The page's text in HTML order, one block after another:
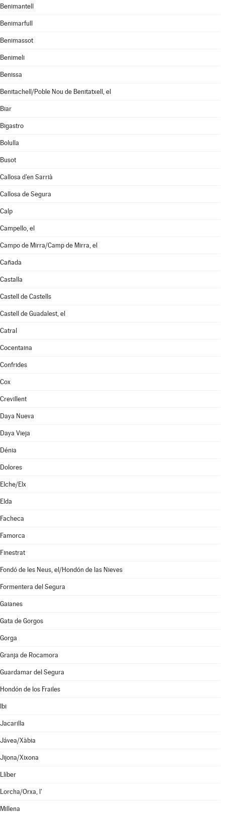
Benimantell
Benimarfull
Benimassot
Benimeli
Benissa
Benitachell/Poble Nou de Benitatxell, el
Biar
Bigastro
Bolulla
Busot
Callosa d'en Sarrià
Callosa de Segura
Calp
Campello, el
Campo de Mirra/Camp de Mirra, el
Cañada
Castalla
Castell de Castells
Castell de Guadalest, el
Catral
Cocentaina
Confrides
Cox
Crevillent
Daya Nueva
Daya Vieja
Dénia
Dolores
Elche/Elx
Elda
Facheca
Famorca
Finestrat
Fondó de les Neus, el/Hondón de las Nieves
Formentera del Segura
Gaianes
Gata de Gorgos
Gorga
Granja de Rocamora
Guardamar del Segura
Hondón de los Frailes
Ibi
Jacarilla
Jávea/Xàbia
Jijona/Xixona
Llíber
Lorcha/Orxa, l'
Millena